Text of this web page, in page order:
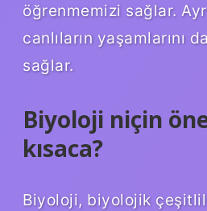
öğrenmemizi sağlar.
canlıların yaşamlarını
sağlar.
Biyoloji niçin
kısaca?
Biyoloji, biyolojik